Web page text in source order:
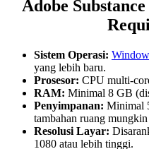
Adobe
Sistem Operasi:
yang lebih baru.
Prosesor: CPU multi-
RAM: Minimal 8 GB
Penyimpanan: Minimal
tambahan ruang
Resolusi Layar:
1080 atau lebih tinggi.